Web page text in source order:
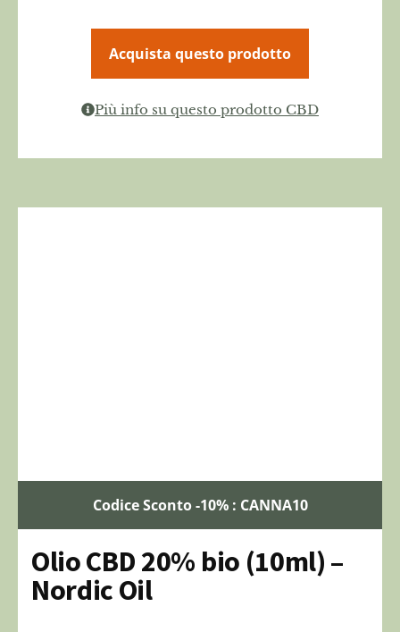
Acquista questo prodotto
Più info su questo prodotto CBD
Codice Sconto -10% : CANNA10
Olio CBD 20% bio (10ml) –
Nordic Oil